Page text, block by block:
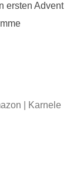
ersten Advent
| Karnele